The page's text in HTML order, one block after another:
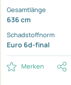
Gesamtlänge
636 cm
Schadstoffnorm
Euro 6d-final
Merken